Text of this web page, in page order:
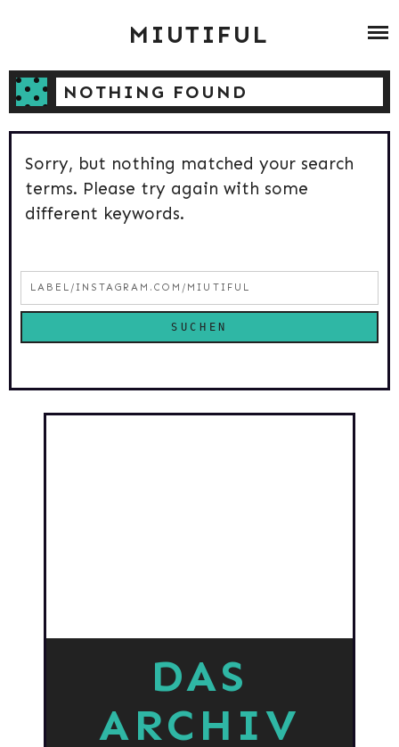
ZUMBA
CONTACT
MIUTIFUL
NOTHING FOUND
Sorry, but nothing matched your search
terms. Please try again with some
different keywords.
Suchen
nach:
DAS
ARCHIV